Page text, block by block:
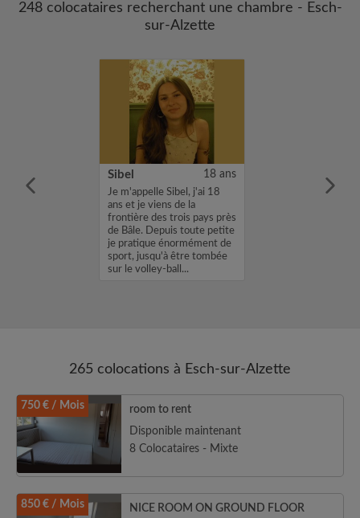
248 colocataires recherchant une chambre - Esch-
sur-Alzette
Abde,
Sibel 18 ans
Je m'appelle Sibel, j'ai 18
ans et je viens de la
frontière des trois pays près
de Bâle. Depuis toute petite
je pratique énormément de
sport, jusqu'à être tombée
sur le volley-ball...
265 colocations à Esch-sur-Alzette
750 € / Mois
room to rent
Disponible maintenant
8 Colocataires - Mixte
850 € / Mois
NICE ROOM ON GROUND FLOOR